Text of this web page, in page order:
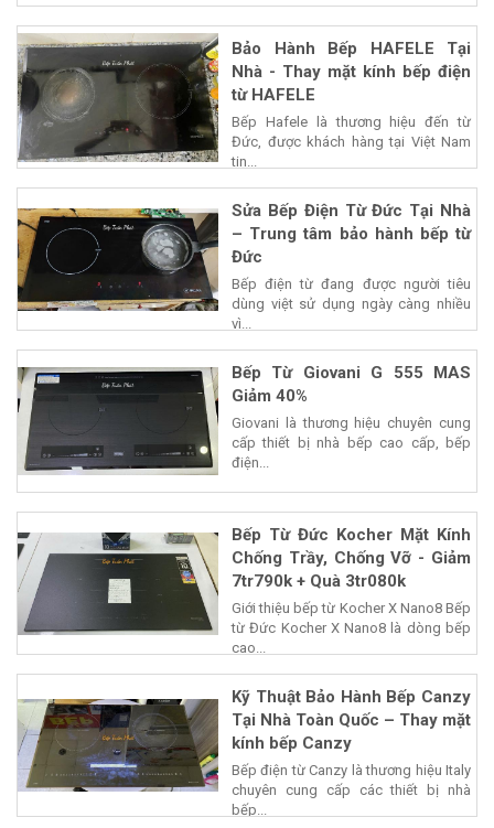
Bảo Hành Bếp HAFELE Tại
Nhà - Thay mặt kính bếp điện
từ HAFELE
Bếp Hafele là thương hiệu đến từ
Đức, được khách hàng tại Việt Nam
tin...
Sửa Bếp Điện Từ Đức Tại Nhà
– Trung tâm bảo hành bếp từ
Đức
Bếp điện từ đang được người tiêu
dùng việt sử dụng ngày càng nhiều
vì...
Bếp Từ Giovani G 555 MAS
Giảm 40%
Giovani là thương hiệu chuyên cung
cấp thiết bị nhà bếp cao cấp, bếp
điện...
Bếp Từ Đức Kocher Mặt Kính
Chống Trầy, Chống Vỡ - Giảm
7tr790k + Quà 3tr080k
Giới thiệu bếp từ Kocher X Nano8 Bếp
từ Đức Kocher X Nano8 là dòng bếp
cao...
Kỹ Thuật Bảo Hành Bếp Canzy
Tại Nhà Toàn Quốc – Thay mặt
kính bếp Canzy
Bếp điện từ Canzy là thương hiệu Italy
chuyên cung cấp các thiết bị nhà
bếp...